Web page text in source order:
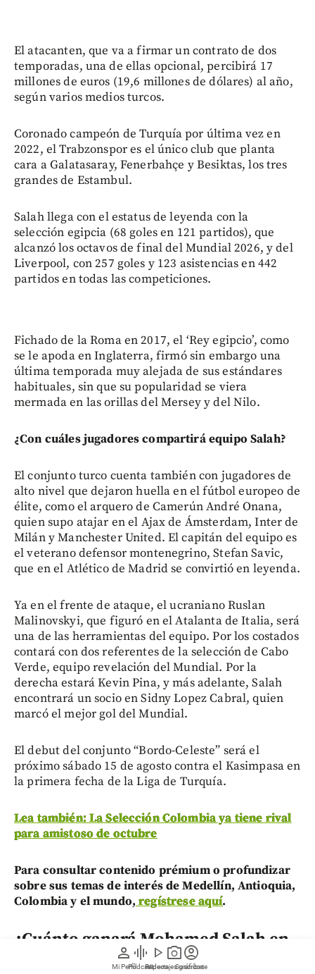
person
Mi Perfil
graphic_eq
Pódcast
play_arrow
Videos
photo_camera
Reportajes gráficos
account_circle
Suscríbete
El atacanten, que va a firmar un contrato de dos
temporadas, una de ellas opcional, percibirá 17
millones de euros (19,6 millones de dólares) al año,
según varios medios turcos.
Coronado campeón de Turquía por última vez en
2022, el Trabzonspor es el único club que planta
cara a Galatasaray, Fenerbahçe y Besiktas, los tres
grandes de Estambul.
Salah llega con el estatus de leyenda con la
selección egipcia (68 goles en 121 partidos), que
alcanzó los octavos de final del Mundial 2026, y del
Liverpool, con 257 goles y 123 asistencias en 442
partidos en todas las competiciones.
Fichado de la Roma en 2017, el ‘Rey egipcio’, como
se le apoda en Inglaterra, firmó sin embargo una
última temporada muy alejada de sus estándares
habituales, sin que su popularidad se viera
mermada en las orillas del Mersey y del Nilo.
¿Con cuáles jugadores compartirá equipo Salah?
El conjunto turco cuenta también con jugadores de
alto nivel que dejaron huella en el fútbol europeo de
élite, como el arquero de Camerún André Onana,
quien supo atajar en el Ajax de Ámsterdam, Inter de
Milán y Manchester United. El capitán del equipo es
el veterano defensor montenegrino, Stefan Savic,
que en el Atlético de Madrid se convirtió en leyenda.
Ya en el frente de ataque, el ucraniano Ruslan
Malinovskyi, que figuró en el Atalanta de Italia, será
una de las herramientas del equipo. Por los costados
contará con dos referentes de la selección de Cabo
Verde, equipo revelación del Mundial. Por la
derecha estará Kevin Pina, y más adelante, Salah
encontrará un socio en Sidny Lopez Cabral, quien
marcó el mejor gol del Mundial.
El debut del conjunto “Bordo-Celeste” será el
próximo sábado 15 de agosto contra el Kasimpasa en
la primera fecha de la Liga de Turquía.
Lea también: La Selección Colombia ya tiene rival
para amistoso de octubre
Para consultar contenido prémium o profundizar
sobre sus temas de interés de Medellín, Antioquia,
Colombia y el mundo, regístrese aquí.
¿Cuánto ganará Mohamed Salah en
el Trabzonspor?